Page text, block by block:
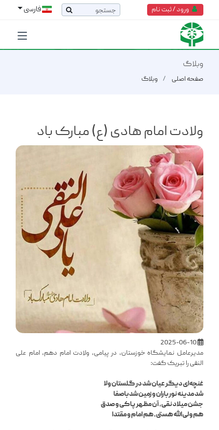
ورود / ثبت نام فارسی
وبلاگ
صفحه اصلی وبلاگ
ولادت امام هادی (ع) مبارک باد
مدیرعامل نمایشگاه خوزستان، در پیامی، ولادت امام دهم، امام علی
النقی را تبریک گفت:
غنچه‌ای دیگر عیان شد در گلستان ولا
شد مدینه نور باران و زمین شد باصفا
جشن میلاد نقی، آن مظهر پاکی و صدق
هم ولی‌الله هستی، هم امام و مقتدا